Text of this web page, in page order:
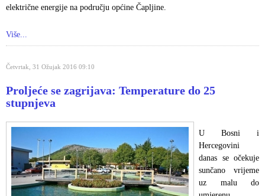
električne energije na području općine Čapljine.
Više...
Četvrtak, 31 Ožujak 2016 09:10
Proljeće se zagrijava: Temperature do 25
stupnjeva
U Bosni i
Hercegovini
danas se očekuje
sunčano vrijeme
uz malu do